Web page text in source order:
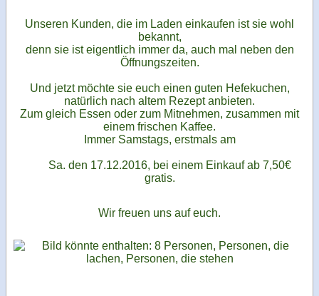
Unseren Kunden, die im Laden einkaufen ist sie wohl
bekannt,
denn sie ist eigentlich immer da, auch mal neben den
Öffnungszeiten.
Und jetzt möchte sie euch einen guten Hefekuchen,
natürlich nach altem Rezept anbieten.
Zum gleich Essen oder zum Mitnehmen, zusammen mit
einem frischen Kaffee.
Immer Samstags, erstmals am
Sa. den 17.12.2016, bei einem Einkauf ab 7,50€
gratis.
Wir freuen uns auf euch.